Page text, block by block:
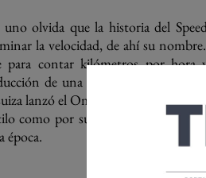
olvida que la historia del
la velocidad, de ahí su
para contar kilómetros por hora
de una máquina. Sin
lanzó el Omega Speedmaster y
como por sus dimensiones; seis
época.